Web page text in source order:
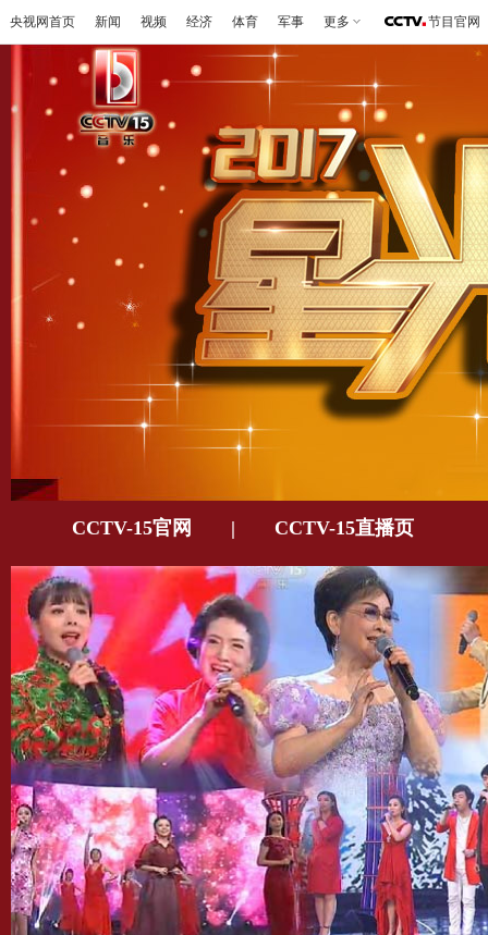
央视网首页 新闻 视频 经济 体育 军事 更多 节目官网
CCTV-15官网 | CCTV-15直播页